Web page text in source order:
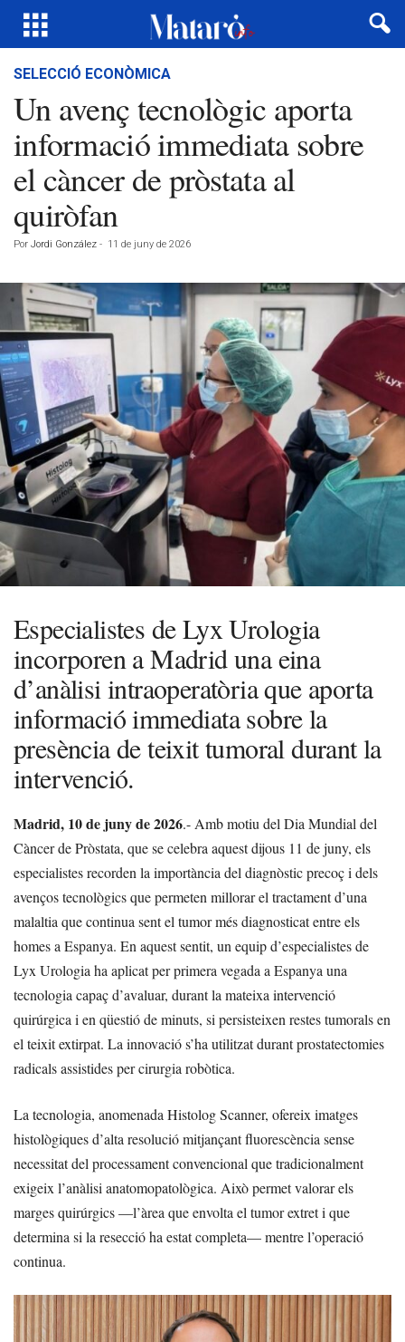
SELECCIÓ ECONÒMICA
Un avenç tecnològic aporta
informació immediata sobre
el càncer de pròstata al
quiròfan
Por Jordi González - 11 de juny de 2026
Especialistes de Lyx Urologia
incorporen a Madrid una eina
d’anàlisi intraoperatòria que aporta
informació immediata sobre la
presència de teixit tumoral durant la
intervenció.
Madrid, 10 de juny de 2026.- Amb motiu del Dia Mundial del
Càncer de Pròstata, que se celebra aquest dijous 11 de juny, els
especialistes recorden la importància del diagnòstic precoç i dels
avenços tecnològics que permeten millorar el tractament d’una
malaltia que continua sent el tumor més diagnosticat entre els
homes a Espanya. En aquest sentit, un equip d’especialistes de
Lyx Urologia ha aplicat per primera vegada a Espanya una
tecnologia capaç d’avaluar, durant la mateixa intervenció
quirúrgica i en qüestió de minuts, si persisteixen restes tumorals en
el teixit extirpat. La innovació s’ha utilitzat durant prostatectomies
radicals assistides per cirurgia robòtica.
La tecnologia, anomenada Histolog Scanner, ofereix imatges
histològiques d’alta resolució mitjançant fluorescència sense
necessitat del processament convencional que tradicionalment
exigeix l’anàlisi anatomopatològica. Això permet valorar els
marges quirúrgics —l’àrea que envolta el tumor extret i que
determina si la resecció ha estat completa— mentre l’operació
continua.